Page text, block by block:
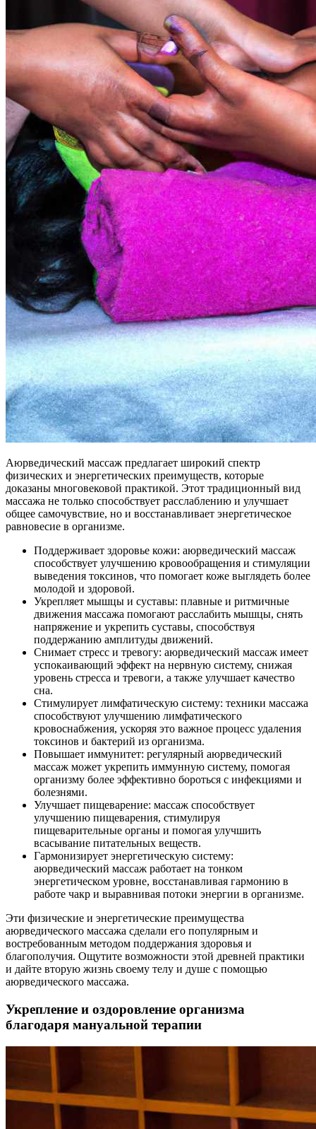
Аюрведический массаж предлагает широкий спектр
физических и энергетических преимуществ, которые
доказаны многовековой практикой. Этот традиционный вид
массажа не только способствует расслаблению и улучшает
общее самочувствие, но и восстанавливает энергетическое
равновесие в организме.
Поддерживает здоровье кожи: аюрведический массаж
способствует улучшению кровообращения и стимуляции
выведения токсинов, что помогает коже выглядеть более
молодой и здоровой.
Укрепляет мышцы и суставы: плавные и ритмичные
движения массажа помогают расслабить мышцы, снять
напряжение и укрепить суставы, способствуя
поддержанию амплитуды движений.
Снимает стресс и тревогу: аюрведический массаж имеет
успокаивающий эффект на нервную систему, снижая
уровень стресса и тревоги, а также улучшает качество
сна.
Стимулирует лимфатическую систему: техники массажа
способствуют улучшению лимфатического
кровоснабжения, ускоряя это важное процесс удаления
токсинов и бактерий из организма.
Повышает иммунитет: регулярный аюрведический
массаж может укрепить иммунную систему, помогая
организму более эффективно бороться с инфекциями и
болезнями.
Улучшает пищеварение: массаж способствует
улучшению пищеварения, стимулируя
пищеварительные органы и помогая улучшить
всасывание питательных веществ.
Гармонизирует энергетическую систему:
аюрведический массаж работает на тонком
энергетическом уровне, восстанавливая гармонию в
работе чакр и выравнивая потоки энергии в организме.
Эти физические и энергетические преимущества
аюрведического массажа сделали его популярным и
востребованным методом поддержания здоровья и
благополучия. Ощутите возможности этой древней практики
и дайте вторую жизнь своему телу и душе с помощью
аюрведического массажа.
Укрепление и оздоровление организма
благодаря мануальной терапии